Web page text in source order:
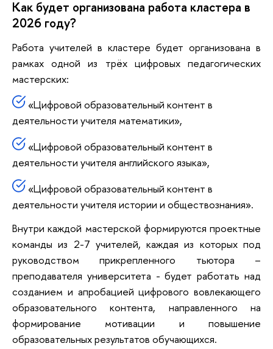
Как будет организована работа кластера в
2026 году?
Работа учителей в кластере будет организована в
рамках одной из трёх цифровых педагогических
мастерских:
«Цифровой образовательный контент в
деятельности учителя математики»,
«Цифровой образовательный контент в
деятельности учителя английского языка»,
«Цифровой образовательный контент в
деятельности учителя истории и обществознания».
Внутри каждой мастерской формируются проектные
команды из 2-7 учителей, каждая из которых под
руководством прикрепленного тьютора –
преподавателя университета - будет работать над
созданием и апробацией цифрового вовлекающего
образовательного контента, направленного на
формирование мотивации и повышение
образовательных результатов обучающихся.